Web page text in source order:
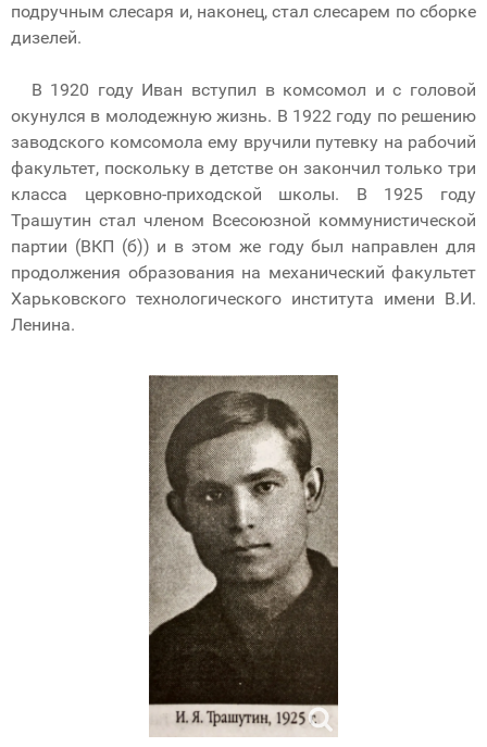
подручным слесаря и, наконец, стал слесарем по сборке
дизелей.
В 1920 году Иван вступил в комсомол и с головой
окунулся в молодежную жизнь. В 1922 году по решению
заводского комсомола ему вручили путевку на рабочий
факультет, поскольку в детстве он закончил только три
класса церковно-приходской школы. В 1925 году
Трашутин стал членом Всесоюзной коммунистической
партии (ВКП (б)) и в этом же году был направлен для
продолжения образования на механический факультет
Харьковского технологического института имени В.И.
Ленина.